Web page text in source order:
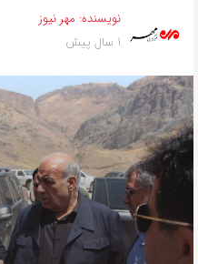
نویسنده: مهر نیوز
1 سال پیش